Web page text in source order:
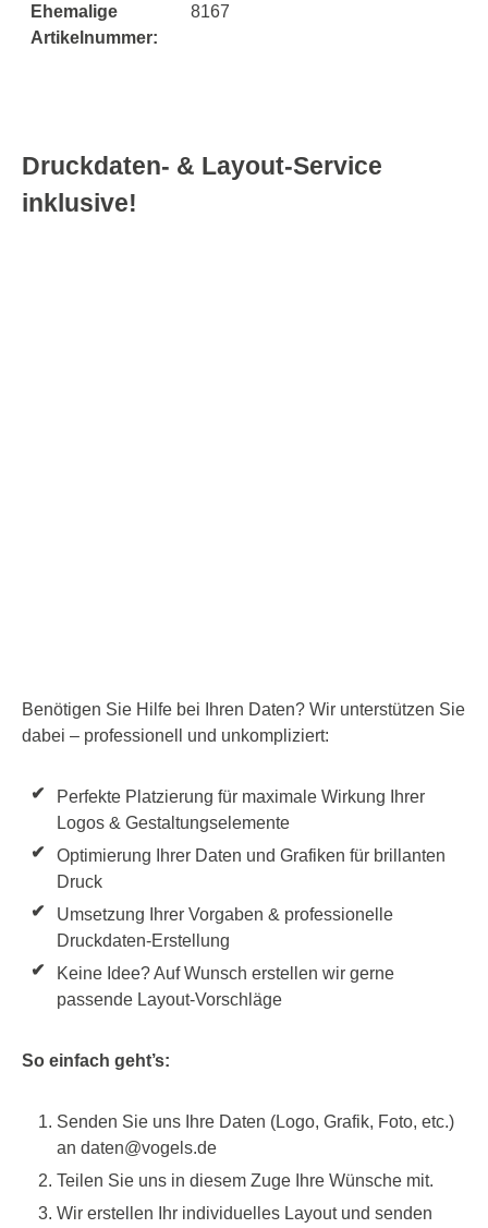
Ehemalige
Artikelnummer:
8167
Druckdaten- & Layout-Service
inklusive!
Benötigen Sie Hilfe bei Ihren Daten? Wir unterstützen Sie
dabei – professionell und unkompliziert:
Perfekte Platzierung für maximale Wirkung Ihrer
Logos & Gestaltungselemente
Optimierung Ihrer Daten und Grafiken für brillanten
Druck
Umsetzung Ihrer Vorgaben & professionelle
Druckdaten-Erstellung
Keine Idee? Auf Wunsch erstellen wir gerne
passende Layout-Vorschläge
So einfach geht’s:
Senden Sie uns Ihre Daten (Logo, Grafik, Foto, etc.)
an daten@vogels.de
Teilen Sie uns in diesem Zuge Ihre Wünsche mit.
Wir erstellen Ihr individuelles Layout und senden